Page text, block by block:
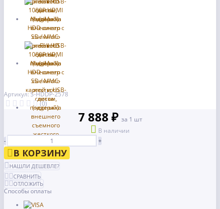
Артикул: S-HDDP-2578
(0)
7 888 ₽ за 1 шт
В наличии
-
+
В КОРЗИНУ
НАШЛИ ДЕШЕВЛЕ?
СРАВНИТЬ
ОТЛОЖИТЬ
Способы оплаты